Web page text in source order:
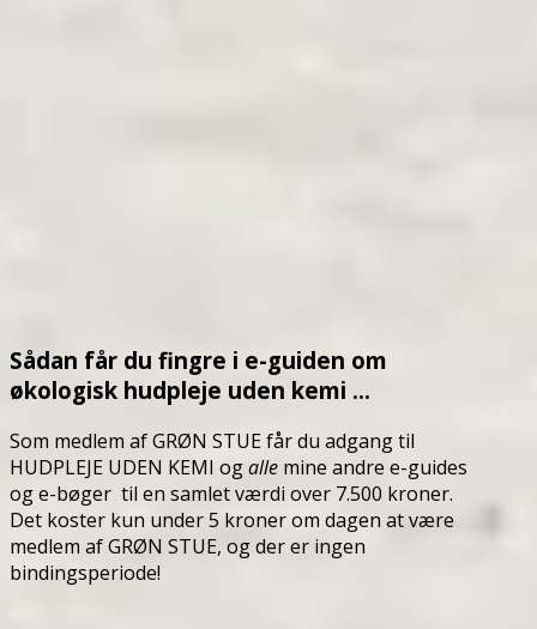
Sådan får du fingre i e-guiden om
økologisk hudpleje uden kemi …
Som medlem af GRØN STUE får du adgang til
HUDPLEJE UDEN KEMI ogalle mine andre e-guides
og e-bøger til en samlet værdi over 7.500 kroner.
Det koster kun under 5 kroner om dagen at være
medlem af GRØN STUE, og der er ingen
bindingsperiode!